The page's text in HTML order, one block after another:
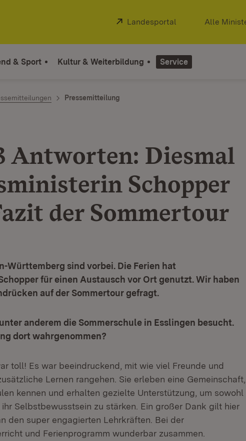
Extern:
Landesportal (Öffnet in neuem
Alle
& Sport Kultur & Weiterbildung Service
Pressemitteilung
Antworten: Diesmal
Schopper
der Sommertour
Württemberg sind vorbei. Die Ferien hat
für einen Austausch vor Ort genutzt. Wir haben
auf der Sommertour gefragt.
anderem die Sommerschule in Esslingen besucht.
dort wahrgenommen?
toll! Es war beeindruckend, mit wie viel Freunde und
Lernen rangehen. Sie erleben eine Gemeinschaft,
kennen und erhalten gezielte Unterstützung, um sowohl
Selbstbewusstsein zu stärken. Ein großer Dank gilt hier
den super engagierten Lehrkräften. Bei der
und Ferienprogramm wunderbar zusammen.